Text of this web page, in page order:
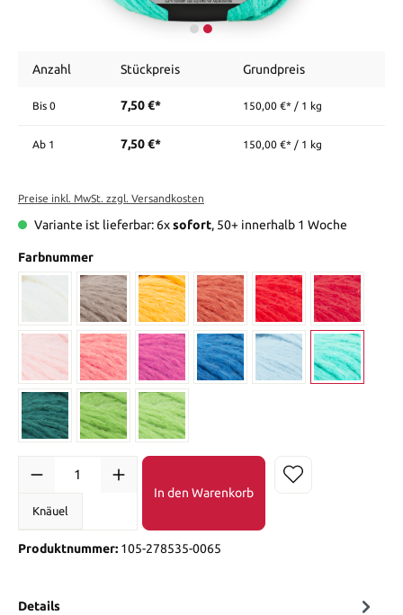
Anzahl Stückpreis Grundpreis
Bis 0 7,50 €* 150,00 €* / 1 kg
Ab 1 7,50 €* 150,00 €* / 1 kg
Preise inkl. MwSt. zzgl. Versandkosten
Variante ist lieferbar: 6xsofort, 50+ innerhalb 1 Woche
Farbnummer
Knäuel
In den Warenkorb
Produktnummer: 105-278535-0065
Details